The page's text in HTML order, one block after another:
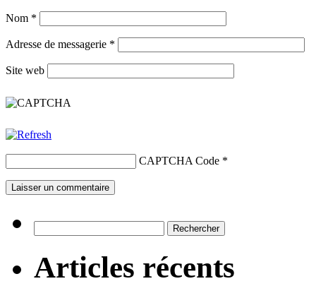
Nom *
Adresse de messagerie *
Site web
CAPTCHA Code *
Articles récents